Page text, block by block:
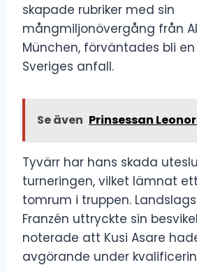
skapade rubriker med sin
mångmiljonövergång från
München, förväntades bli
Sveriges anfall.
Se även Prinsessan
Tyvärr har hans skada
turneringen, vilket lämnat
tomrum i truppen.
Franzén uttryckte sin
noterade att Kusi Asare
avgörande under